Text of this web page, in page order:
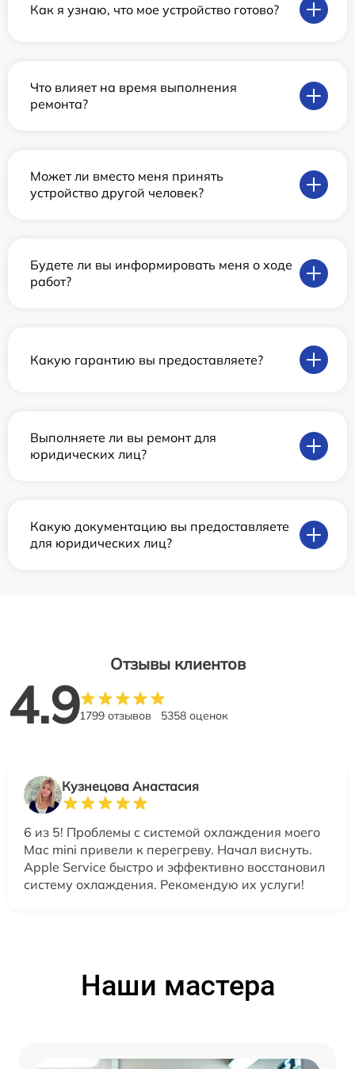
Как я узнаю, что мое устройство готово?
Что влияет на время выполнения
ремонта?
Может ли вместо меня принять
устройство другой человек?
Будете ли вы информировать меня о ходе
работ?
Какую гарантию вы предоставляете?
Выполняете ли вы ремонт для
юридических лиц?
Какую документацию вы предоставляете
для юридических лиц?
Отзывы клиентов
4.91799 отзывов 5358 оценок
Кузнецова Анастасия
6 из 5! Проблемы с системой охлаждения моего
Mac mini привели к перегреву. Начал виснуть.
Apple Service быстро и эффективно восстановил
систему охлаждения. Рекомендую их услуги!
Наши мастера